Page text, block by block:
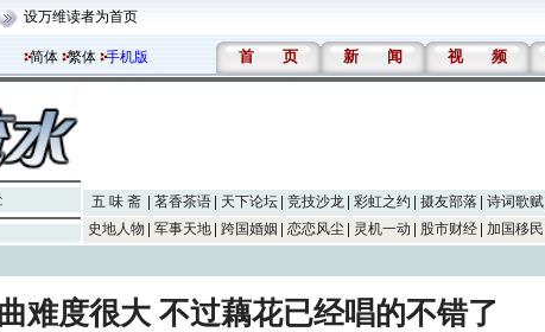
设万维读者为首页
简体 繁体 手机版 首 页 新 闻 视 频
五 味 斋 茗香茶语 天下论坛 竞技沙龙 彩虹之约 摄友部落 诗词歌赋
史地人物
军事天地 跨国婚姻 恋恋风尘 灵机一动 股市财经 加国移民
难度很大 不过藕花已经唱的不错了